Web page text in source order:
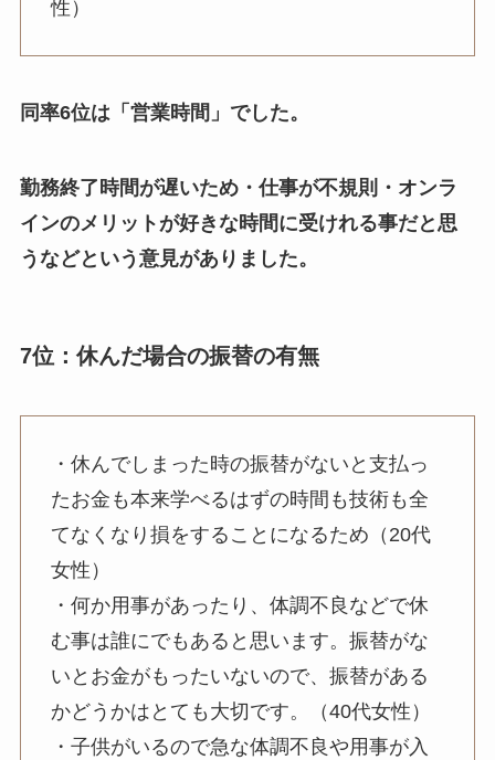
性）
同率6位は「営業時間」でした。
勤務終了時間が遅いため・仕事が不規則・オンラ
インのメリットが好きな時間に受けれる事だと思
うなどという意見がありました。
7位：休んだ場合の振替の有無
・休んでしまった時の振替がないと支払っ
たお金も本来学べるはずの時間も技術も全
てなくなり損をすることになるため（20代
女性）
・何か用事があったり、体調不良などで休
む事は誰にでもあると思います。振替がな
いとお金がもったいないので、振替がある
かどうかはとても大切です。（40代女性）
・子供がいるので急な体調不良や用事が入